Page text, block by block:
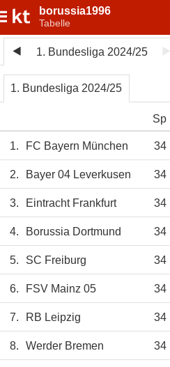
borussia1996
Tabelle
1. Bundesliga 2024/25
1. Bundesliga 2024/25
Sp
1. FC Bayern München 34
2. Bayer 04 Leverkusen 34
3. Eintracht Frankfurt 34
4. Borussia Dortmund 34
5. SC Freiburg 34
6. FSV Mainz 05 34
7. RB Leipzig 34
8. Werder Bremen 34